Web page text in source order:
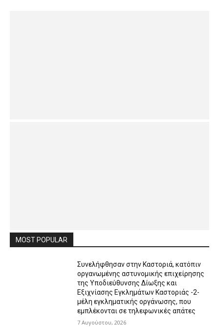
MOST POPULAR
Συνελήφθησαν στην Καστοριά, κατόπιν
οργανωμένης αστυνομικής επιχείρησης
της Υποδιεύθυνσης Δίωξης και
Εξιχνίασης Εγκλημάτων Καστοριάς -2-
μέλη εγκληματικής οργάνωσης, που
εμπλέκονται σε τηλεφωνικές απάτες
7 Αυγούστου, 2026